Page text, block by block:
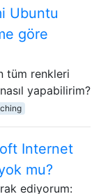
Ubuntu
göre
tüm renkleri
yapabilirim?
Internet
mu?
ediyorum: